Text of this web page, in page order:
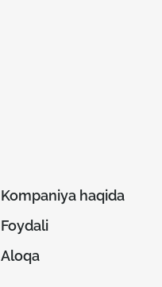
Kompaniya haqida
Foydali
Aloqa